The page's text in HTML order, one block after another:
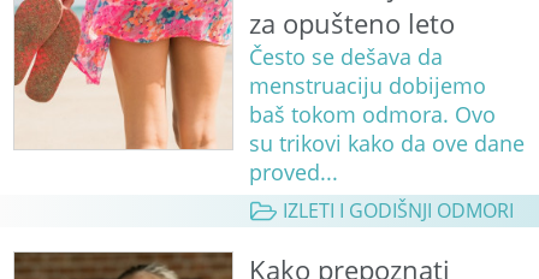
za opušteno leto
Često se dešava da
menstruaciju dobijemo
baš tokom odmora. Ovo
su trikovi kako da ove dane
proved...
IZLETI I GODIŠNJI ODMORI
Kako prepoznati